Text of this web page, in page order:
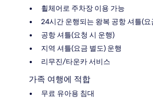
휠체어로 주차장 이용 가능
24시간 운행되는 왕복 공항 셔틀(요
공항 셔틀(요청 시 운행)
지역 셔틀(요금 별도) 운행
리무진/타운카 서비스
가족 여행에 적합
무료 유아용 침대